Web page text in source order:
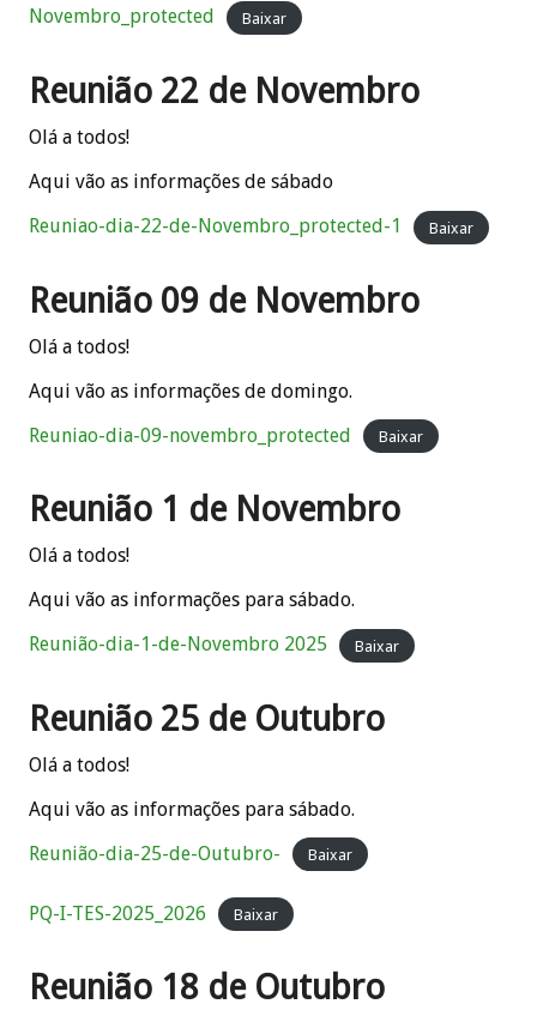
Novembro_protected
Baixar
Reunião 22 de Novembro
Olá a todos!
Aqui vão as informações de sábado
Reuniao-dia-22-de-Novembro_protected-1
Baixar
Reunião 09 de Novembro
Olá a todos!
Aqui vão as informações de domingo.
Reuniao-dia-09-novembro_protected
Baixar
Reunião 1 de Novembro
Olá a todos!
Aqui vão as informações para sábado.
Reunião-dia-1-de-Novembro 2025
Baixar
Reunião 25 de Outubro
Olá a todos!
Aqui vão as informações para sábado.
Reunião-dia-25-de-Outubro-
Baixar
PQ-I-TES-2025_2026 Baixar
Reunião 18 de Outubro